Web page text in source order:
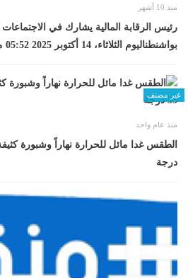
منذ 10 أشهر
رئيس الرقابة المالية يشارك في الاجتماعات
بواشنطناليوم الثلاثاء، 14 أكتوبر 2025 05:52 مـ
غير مصنف
منذ عام واحد
درجة